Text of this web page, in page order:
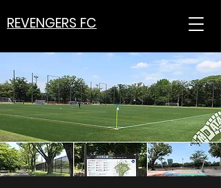
REVENGERS FC